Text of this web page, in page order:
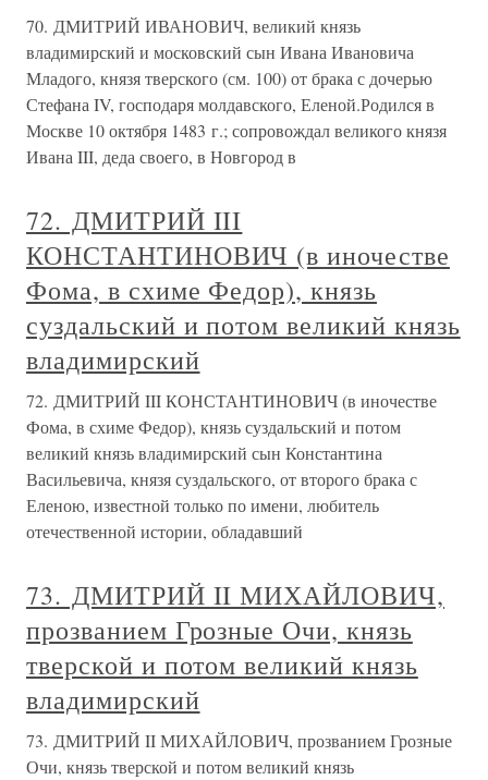
70. ДМИТРИЙ ИВАНОВИЧ, великий князь
владимирский и московский сын Ивана Ивановича
Младого, князя тверского (см. 100) от брака с дочерью
Стефана IV, господаря молдавского, Еленой.Родился в
Москве 10 октября 1483 г.; сопровождал великого князя
Ивана III, деда своего, в Новгород в
72. ДМИТРИЙ III
КОНСТАНТИНОВИЧ (в иночестве
Фома, в схиме Федор), князь
суздальский и потом великий князь
владимирский
72. ДМИТРИЙ III КОНСТАНТИНОВИЧ (в иночестве
Фома, в схиме Федор), князь суздальский и потом
великий князь владимирский сын Константина
Васильевича, князя суздальского, от второго брака с
Еленою, известной только по имени, любитель
отечественной истории, обладавший
73. ДМИТРИЙ II МИХАЙЛОВИЧ,
прозванием Грозные Очи, князь
тверской и потом великий князь
владимирский
73. ДМИТРИЙ II МИХАЙЛОВИЧ, прозванием Грозные
Очи, князь тверской и потом великий князь